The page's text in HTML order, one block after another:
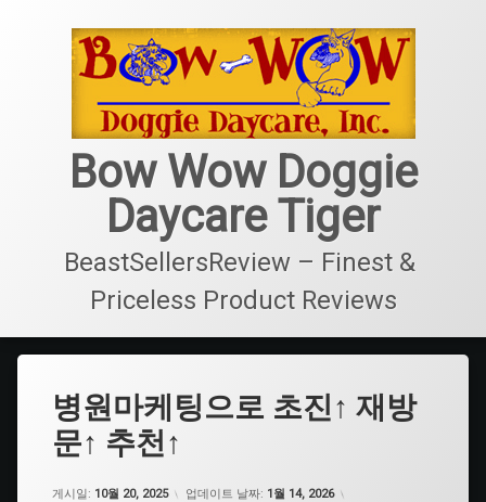
Bow Wow Doggie
Daycare Tiger
BeastSellersReview – Finest &
Priceless Product Reviews
병원마케팅으로 초진↑ 재방
문↑ 추천↑
게시일: 10월 20, 2025 업데이트 날짜: 1월 14, 2026